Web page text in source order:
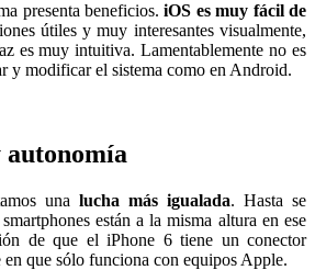
presenta beneficios.iOS es muy fácil de
útiles y muy interesantes visualmente,
es muy intuitiva. Lamentablemente no es
y modificar el sistema como en Android.
una lucha más igualada. Hasta se
están a la misma altura en ese
de que el iPhone 6 tiene un conector
que sólo funciona con equipos Apple.